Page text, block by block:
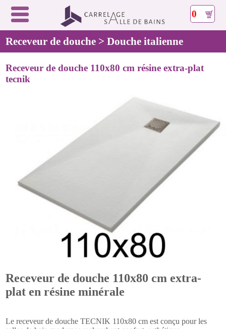
0
Receveur de douche > Douche italienne
Receveur de douche 110x80 cm résine extra-plat
tecnik
Receveur de douche 110x80 cm extra-
plat en résine minérale
Le receveur de douche TECNIK 110x80 cm est conçu pour les